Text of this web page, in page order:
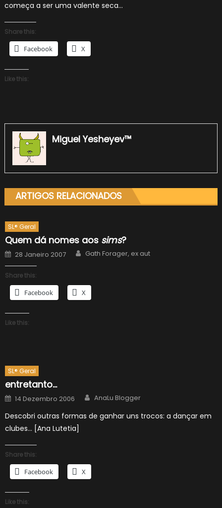
começa a ser uma valente seca…
Share this:
Facebook X
Like this:
Miguel Yesheyev™
ARTIGOS RELACIONADOS
SL® Geral
Quem dá nomes aos sims?
Posted
on
28 Janeiro 2007 Author
Gath Forager, ex aut
Share this:
Facebook X
Like this:
SL® Geral
entretanto…
Posted
on
14 Dezembro 2006 Author
AnaLu Blogger
Descobri outras formas de ganhar uns trocos: a dançar em
clubes… [Ana Lutetia]
Share this:
Facebook X
Like this: